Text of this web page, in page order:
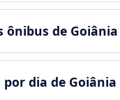
de
dia de